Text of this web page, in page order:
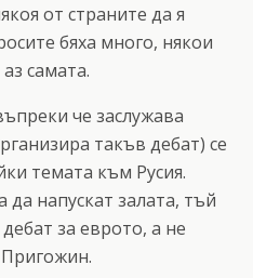
от страните да я
бяха много, някои
самата.
че заслужава
такъв дебат) се
темата към Русия.
да напускат залата, тъй
за еврото, а не